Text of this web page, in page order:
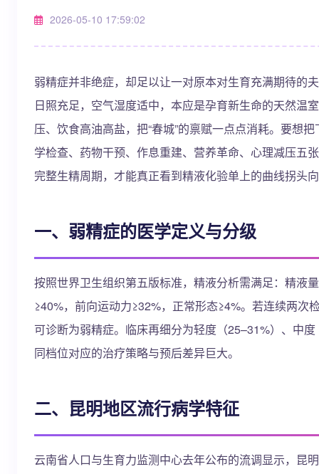
2026-05-10 17:59:02
弱精症并非绝症，却足以让一对原本对生育充满期待的
日照充足，空气湿度适中，本应是孕育新生命的天然温
压、饮食高油高盐，把“春城”的禀赋一点点消耗。要想
学检查、药物干预、作息重建、营养革命、心理减压五
完整生精周期，才能真正看到精液化验单上的曲线拐头
一、弱精症的医学定义与分级
按照世界卫生组织第五版标准，精液分析需满足：精液
≥40%，前向运动力≥32%，正常形态≥4%。若连续两次
可诊断为弱精症。临床再细分为轻度（25–31%）、中
同档位对应的治疗策略与预后差异巨大。
二、昆明地区流行病学特征
云南省人口与生育力监测中心去年公布的流调显示，昆